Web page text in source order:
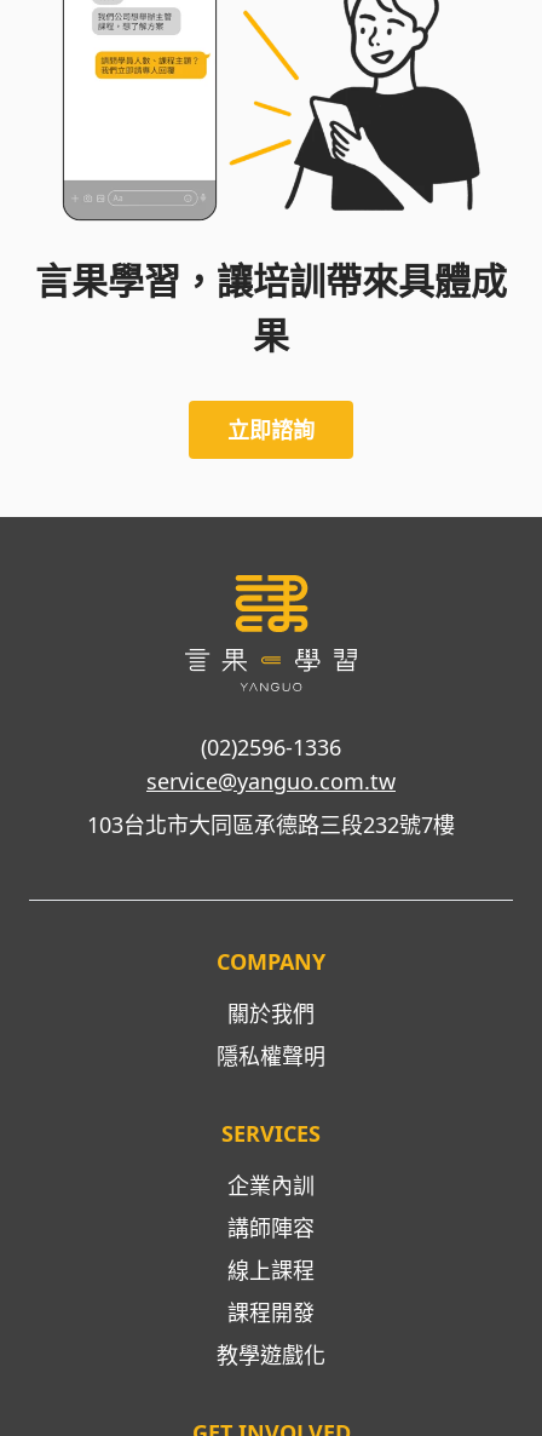
言果學習，讓培訓帶來具體成
果
立即諮詢
(02)2596-1336
service@yanguo.com.tw
103台北市大同區承德路三段232號7樓
COMPANY
關於我們
隱私權聲明
SERVICES
企業內訓
講師陣容
線上課程
課程開發
教學遊戲化